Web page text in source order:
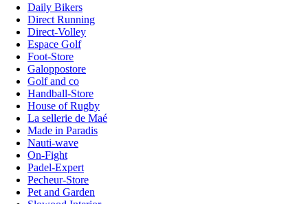
Daily Bikers
Direct Running
Direct-Volley
Espace Golf
Foot-Store
Galoppostore
Golf and co
Handball-Store
House of Rugby
La sellerie de Maé
Made in Paradis
Nauti-wave
On-Fight
Padel-Expert
Pecheur-Store
Pet and Garden